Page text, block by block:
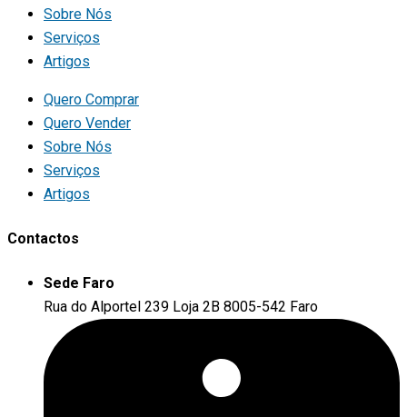
Sobre Nós
Serviços
Artigos
Quero Comprar
Quero Vender
Sobre Nós
Serviços
Artigos
Contactos
Sede Faro
Rua do Alportel 239 Loja 2B 8005-542 Faro